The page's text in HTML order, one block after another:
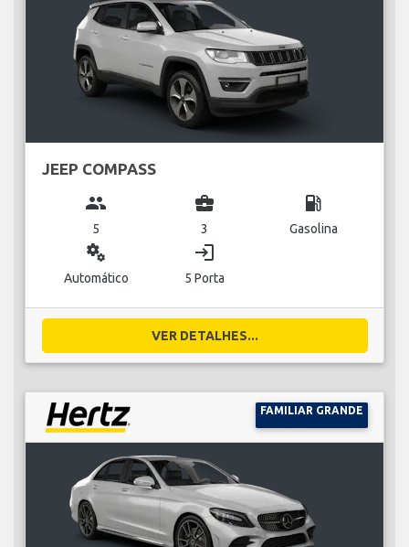
JEEP COMPASS
group
5
business_center
3
local_gas_station
Gasolina
miscellaneous_services
Automático
login
5 Porta
VER DETALHES...
FAMILIAR GRANDE